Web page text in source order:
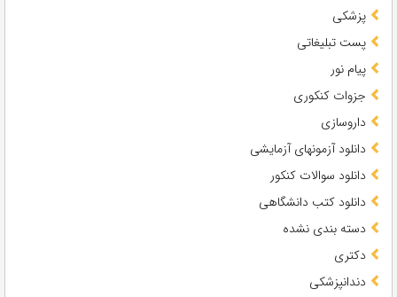
پزشکی
پست تبلیغاتی
پیام نور
جزوات کنکوری
داروسازی
دانلود آزمونهای آزمایشی
دانلود سوالات کنکور
دانلود کتب دانشگاهی
دسته بندی نشده
دکتری
دندانپزشکی